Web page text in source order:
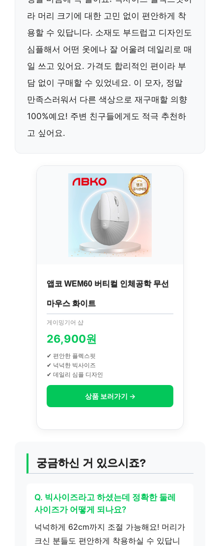
라 머리 크기에 대한 고민 없이 편안하게 착
용할 수 있답니다. 소재도 부드럽고 디자인도
심플해서 어떤 옷에나 잘 어울려 데일리로 매
일 쓰고 있어요. 가격도 합리적인 편이라 부
담 없이 구매할 수 있었네요. 이 모자, 정말
만족스러워서 다른 색상으로 재구매할 의향
100%예요! 주변 친구들에게도 적극 추천하
고 싶어요.
앱코 WEM60 버티컬 인체공학 무선
마우스 화이트
게이밍기어 샵
26,900원
✔ 편안한 플렉스핏
✔ 넉넉한 빅사이즈
✔ 데일리 심플 디자인
상품 보러가기 →
궁금하신 거 있으시죠?
Q. 빅사이즈라고 하셨는데 정확한 둘레
사이즈가 어떻게 되나요?
넉넉하게 62cm까지 조절 가능해요! 머리가
크신 분들도 편안하게 착용하실 수 있답니